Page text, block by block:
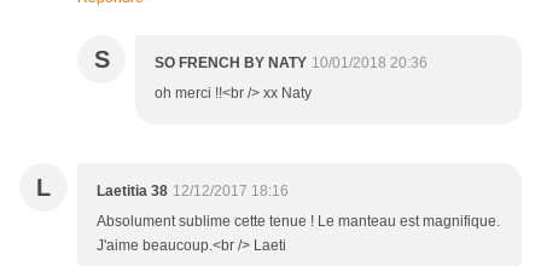
S SO FRENCH BY NATY 10/01/2018 20:36
oh merci !!<br /> xx Naty
L Laetitia 38 12/12/2017 18:16
Absolument sublime cette tenue ! Le manteau est magnifique.
J'aime beaucoup.<br /> Laeti